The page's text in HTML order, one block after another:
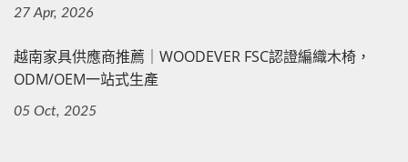
27 Apr, 2026
越南家具供應商推薦｜WOODEVER FSC認證編織木椅，
ODM/OEM一站式生產
05 Oct, 2025